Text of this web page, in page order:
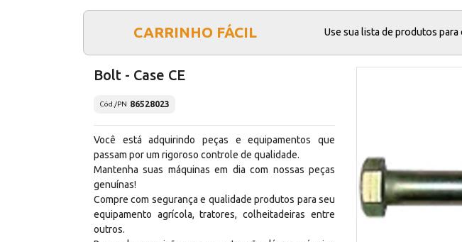
CARRINHO FÁCIL Use sua lista de produtos para
Bolt - Case CE
Cód./PN 86528023
Você está adquirindo peças e equipamentos que
passam por um rigoroso controle de qualidade.
Mantenha suas máquinas em dia com nossas peças
genuínas!
Compre com segurança e qualidade produtos para seu
equipamento agrícola, tratores, colheitadeiras entre
outros.